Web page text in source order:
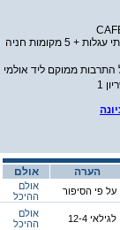
במת נכים לשתי עגלות + 5 מקומות חניה
היכל התרבות ממוקם ליד אולמי
1
אולם הערה
אולם
ההיכל
על פי הסיפור
אולם
ההיכל
לגילאי 12-4